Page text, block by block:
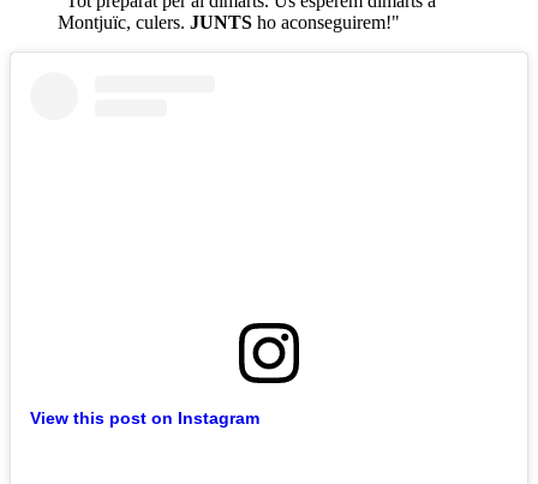
Montjuïc, culers. JUNTS ho aconseguirem!"
View this post on Instagram